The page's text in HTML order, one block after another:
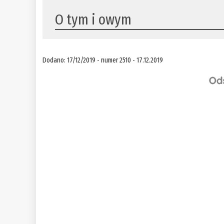
O tym i owym
Dodano: 17/12/2019 - numer 2510 - 17.12.2019